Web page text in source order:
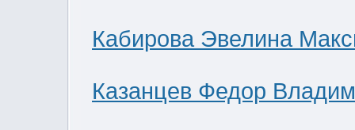
Кабирова Эвелина
Казанцев Федор